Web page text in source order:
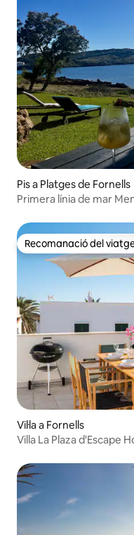
Pis a Platges de Fornells
Primera línia de mar
Recomanació del
Recomanació del
Vil·la a Fornells
Villa La Plaza d'Escape